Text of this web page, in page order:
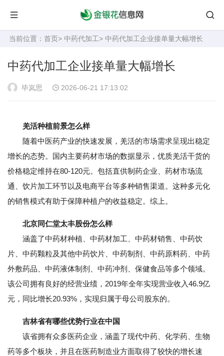
当前位置： 首页> 中药代加工> 中药代加工企业接单量大幅增长
中药代加工企业接单量大幅增长
毕岚思 2026-06-21 17:13:02
羌活种植前景怎么样
随着中医药产业的快速发展，羌活的市场需求呈现出稳定
增长的态势。国内主要药材市场的数据显示，优质羌活干货的
价格稳定维持在80-120元。包括直供制药企业、药材市场流
通、饮片加工环节以及电商平台等多种销售渠道。这种多元化
的销售模式有助于保障种植户的收益稳定。综上。
北京同仁堂太丰股份怎么样
涵盖了中药材种植、中药材加工、中药材销售、中药饮
片、中药颗粒及其他中药饮片、中药制剂、中药原料药、中药
外敷药品、中药液体制剂、中药冲剂、保健食品等多个领域。
该公司拥有良好的经营业绩，2019年全年实现营业收入46.9亿
元，同比增长20.93%，实现归属于母公司股东的。
吉林省有哪些优势行业在中国
该省拥有众多医药企业，涵盖了现代中药、化学药、生物
药等多个板块，并且在医药制造业方面取得了较快的增长速